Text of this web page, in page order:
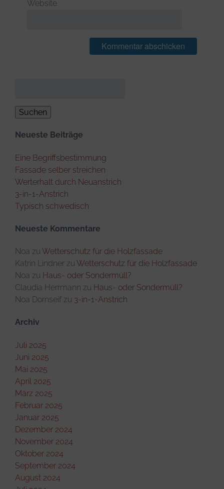
Website
Neueste Beiträge
Eine Begriffsbestimmung
Fassade selber streichen
Werterhalt durch Neuanstrich
3-in-1-Anstrich
Typisch schwedisch
Neueste Kommentare
Noa zu Wetterschutz für die Holzfassade
Katrin Lindner zu Wetterschutz für die Holzfassade
Noa zu Haus- oder Sondermüll?
Claudia Herrmann zu Haus- oder Sondermüll?
Noa Dornseif zu 3-in-1-Anstrich
Archiv
Juli 2025
Juni 2025
Mai 2025
April 2025
März 2025
Februar 2025
Januar 2025
Dezember 2024
November 2024
Oktober 2024
September 2024
August 2024